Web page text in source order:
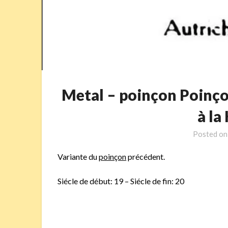
Metal – poinçon
à la
Posted on
Variante dupoinçonprécédent.
Siécle de début: 19 – Siécle de fin: 20